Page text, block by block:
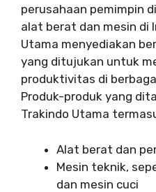
perusahaan pemimpin
alat berat dan mesin di
Utama menyediakan
yang ditujukan untuk
produktivitas di
Produk-produk yang
Trakindo Utama
Alat berat dan
Mesin teknik,
dan mesin cuci